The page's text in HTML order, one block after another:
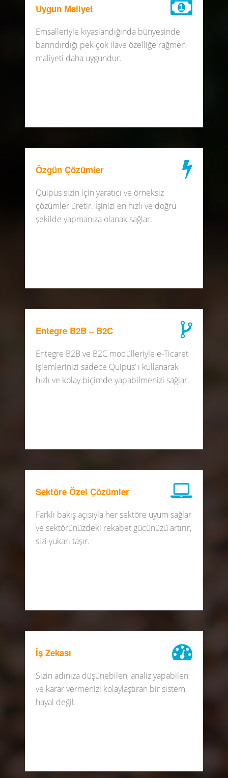
Uygun Maliyet
Emsalleriyle kıyaslandığında bünyesinde
barındırdığı pek çok ilave özelliğe rağmen
maliyeti daha uygundur.
Özgün Çözümler
Quipus sizin için yaratıcı ve örneksiz
çözümler üretir. İşinizi en hızlı ve doğru
şekilde yapmanıza olanak sağlar.
Entegre B2B – B2C
Entegre B2B ve B2C modülleriyle e-Ticaret
işlemlerinizi sadece Quipus’ ı kullanarak
hızlı ve kolay biçimde yapabilmenizi sağlar.
Sektöre Özel Çözümler
Farklı bakış açısıyla her sektöre uyum sağlar
ve sektörünüzdeki rekabet gücünüzü artırır,
sizi yukarı taşır.
İş Zekası
Sizin adınıza düşünebilen, analiz yapabilen
ve karar vermenizi kolaylaştıran bir sistem
hayal değil.